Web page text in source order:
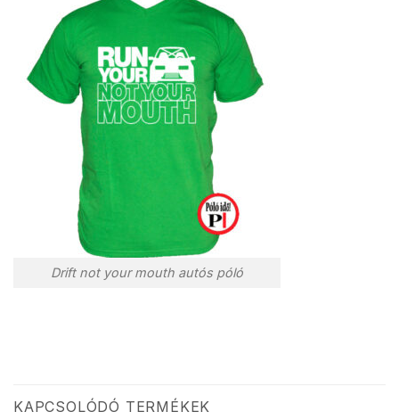
Drift not your mouth autós póló
KAPCSOLÓDÓ TERMÉKEK